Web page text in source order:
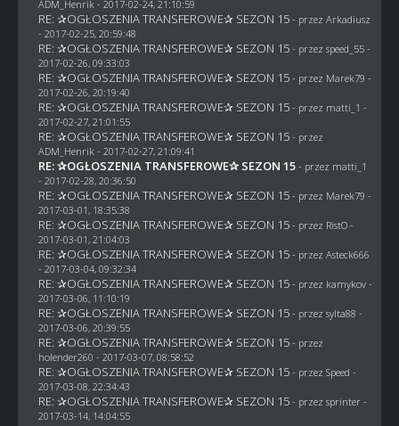
ADM_Henrik - 2017-02-24, 21:10:59
RE: ✰OGŁOSZENIA TRANSFEROWE✰ SEZON 15 - przez Arkadiusz
- 2017-02-25, 20:59:48
RE: ✰OGŁOSZENIA TRANSFEROWE✰ SEZON 15 - przez speed_55 -
2017-02-26, 09:33:03
RE: ✰OGŁOSZENIA TRANSFEROWE✰ SEZON 15 - przez Marek79 -
2017-02-26, 20:19:40
RE: ✰OGŁOSZENIA TRANSFEROWE✰ SEZON 15 - przez matti_1 -
2017-02-27, 21:01:55
RE: ✰OGŁOSZENIA TRANSFEROWE✰ SEZON 15 - przez
ADM_Henrik - 2017-02-27, 21:09:41
RE: ✰OGŁOSZENIA TRANSFEROWE✰ SEZON 15 - przez matti_1
- 2017-02-28, 20:36:50
RE: ✰OGŁOSZENIA TRANSFEROWE✰ SEZON 15 - przez Marek79 -
2017-03-01, 18:35:38
RE: ✰OGŁOSZENIA TRANSFEROWE✰ SEZON 15 - przez RistO-
2017-03-01, 21:04:03
RE: ✰OGŁOSZENIA TRANSFEROWE✰ SEZON 15 - przez Asteck666
- 2017-03-04, 09:32:34
RE: ✰OGŁOSZENIA TRANSFEROWE✰ SEZON 15 - przez kamykov-
2017-03-06, 11:10:19
RE: ✰OGŁOSZENIA TRANSFEROWE✰ SEZON 15 - przez sylta88 -
2017-03-06, 20:39:55
RE: ✰OGŁOSZENIA TRANSFEROWE✰ SEZON 15 - przez
holender260 - 2017-03-07, 08:58:52
RE: ✰OGŁOSZENIA TRANSFEROWE✰ SEZON 15 - przez Speed -
2017-03-08, 22:34:43
RE: ✰OGŁOSZENIA TRANSFEROWE✰ SEZON 15 - przez sprinter -
2017-03-14, 14:04:55